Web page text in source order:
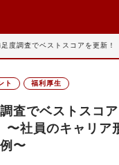
足度調査でベストスコアを更新
ト 福利厚生
査でベストスコア
〜社員のキャリア
〜